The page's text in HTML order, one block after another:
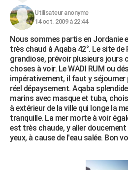
Utilisateur anonyme
14 oct. 2009 à 22:44
Nous sommes partis en Jordanie
très chaud à Aqaba 42°. Le site
grandiose, prévoir plusieurs jours
choses à voir. Le WADI RUM ou
impérativement, il faut y
réel dépaysement. Aqaba
marins avec masque et tuba,
à extérieur de la ville qui longe la
tranquille. La mer morte à voir
est très chaude, y aller
yeux, à cause de l'eau salée. Bon